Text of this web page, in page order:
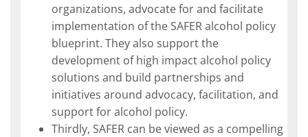
organizations, advocate for and facilitate
implementation of the SAFER alcohol policy
blueprint. They also support the
development of high impact alcohol policy
solutions and build partnerships and
initiatives around advocacy, facilitation, and
support for alcohol policy.
Thirdly, SAFER can be viewed as a compelling